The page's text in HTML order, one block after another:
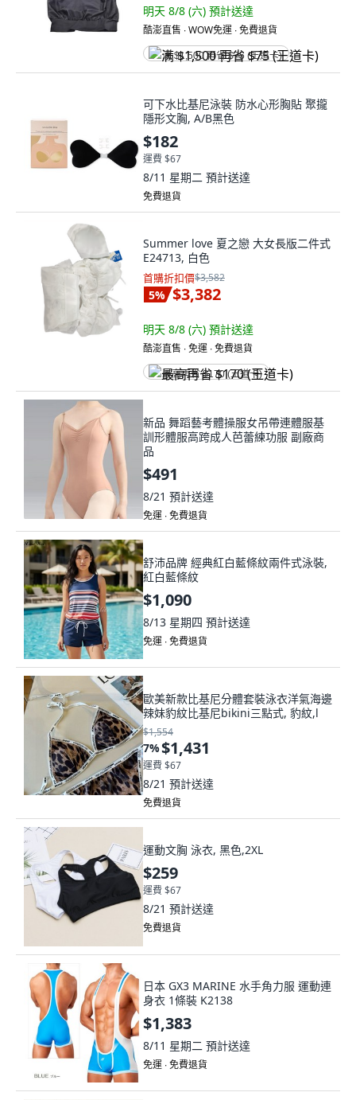
明天 8/8 (六) 預計送達
酷澎直售 ∙ WOW免運 ∙ 免費退貨
满 $1,500 再省 $75 (王道卡)
可下水比基尼泳裝 防水心形胸貼 聚攏
隱形文胸, A/B黑色
$182
運費 $67
8/11 星期二 預計送達
免費退貨
Summer love 夏之戀 大女長版二件式
E24713, 白色
首購折扣價$3,582
5% $3,382
明天 8/8 (六) 預計送達
酷澎直售 ∙ 免運 ∙ 免費退貨
最高再省 $170 (王道卡)
新品 舞蹈藝考體操服女吊帶連體服基
訓形體服高跨成人芭蕾練功服 副廠商
品
$491
8/21 預計送達
免運 ∙ 免費退貨
舒沛品牌 經典紅白藍條紋兩件式泳裝,
紅白藍條紋
$1,090
8/13 星期四 預計送達
免運 ∙ 免費退貨
歐美新款比基尼分體套裝泳衣洋氣海邊
辣妹豹紋比基尼bikini三點式, 豹紋,l
$1,554
7%$1,431
運費 $67
8/21 預計送達
免費退貨
運動文胸 泳衣, 黑色,2XL
$259
運費 $67
8/21 預計送達
免費退貨
日本 GX3 MARINE 水手角力服 運動連
身衣 1條裝 K2138
$1,383
8/11 星期二 預計送達
免運 ∙ 免費退貨